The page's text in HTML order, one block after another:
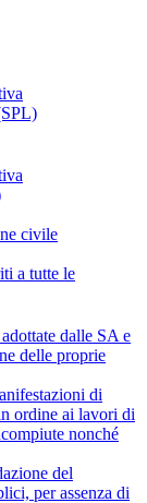
civile
a tutte le
dalle SA e
delle proprie
di
ordine ai lavori di
nonché
del
per assenza di